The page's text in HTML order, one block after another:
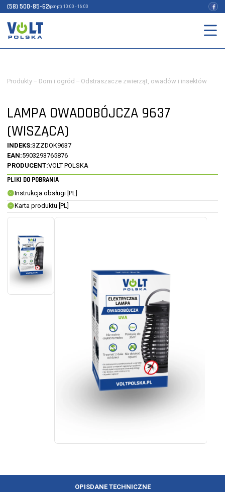
(58) 500-85-62(pon-pt) 10:00 - 16:00
Produkty – Dom i ogród – Odstraszacze zwierząt, owadów i insektów
LAMPA OWADOBÓJCZA 9637
(WISZĄCA)
INDEKS:3ZZDOK9637
EAN:5903293765876
PRODUCENT:VOLT POLSKA
PLIKI DO POBRANIA
Instrukcja obsługi [PL]
Karta produktu [PL]
OPISDANE TECHNICZNE